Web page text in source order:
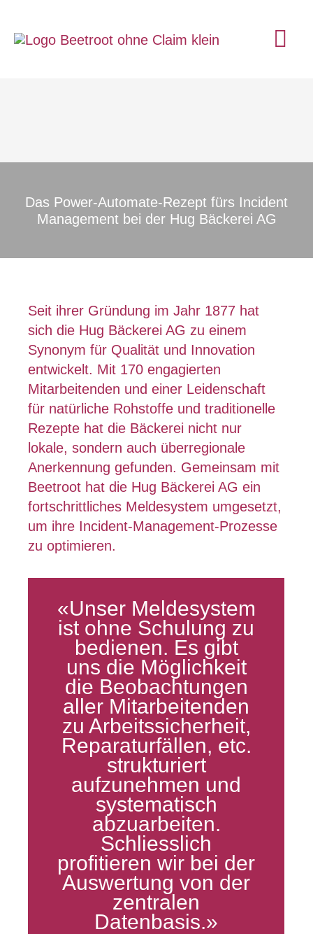
springen
Das Power-Automate-Rezept fürs Incident
Management bei der Hug Bäckerei AG
Seit ihrer Gründung im Jahr 1877 hat
sich die Hug Bäckerei AG zu einem
Synonym für Qualität und Innovation
entwickelt. Mit 170 engagierten
Mitarbeitenden und einer Leidenschaft
für natürliche Rohstoffe und traditionelle
Rezepte hat die Bäckerei nicht nur
lokale, sondern auch überregionale
Anerkennung gefunden. Gemeinsam mit
Beetroot hat die Hug Bäckerei AG ein
fortschrittliches Meldesystem umgesetzt,
um ihre Incident-Management-Prozesse
zu optimieren.
«Unser Meldesystem
ist ohne Schulung zu
bedienen. Es gibt
uns die Möglichkeit
die Beobachtungen
aller Mitarbeitenden
zu Arbeitssicherheit,
Reparaturfällen, etc.
strukturiert
aufzunehmen und
systematisch
abzuarbeiten.
Schliesslich
profitieren wir bei der
Auswertung von der
zentralen
Datenbasis.»